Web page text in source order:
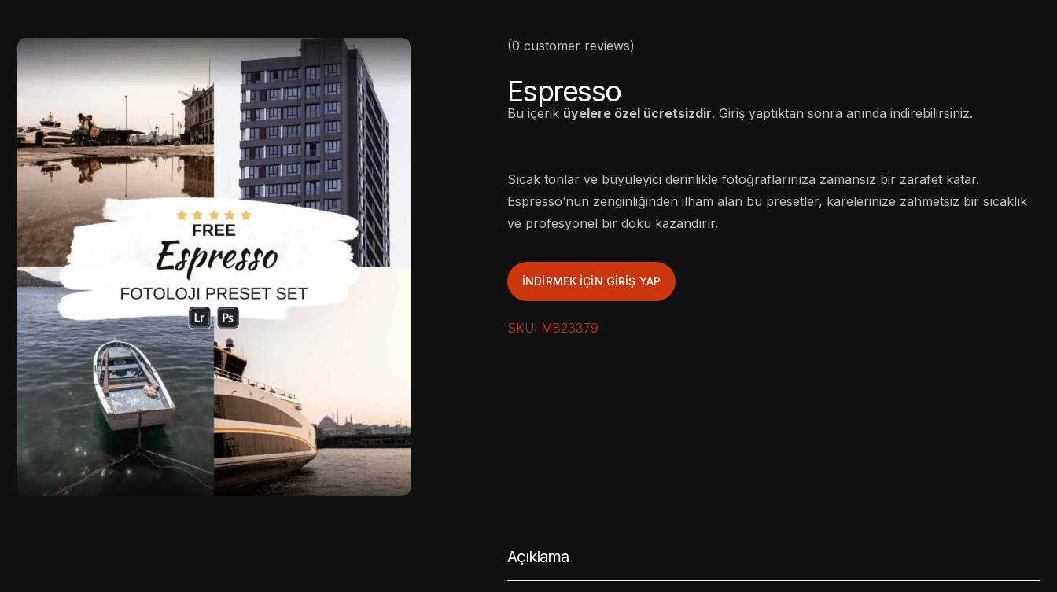
(0 customer reviews)
Espresso
Bu içerik üyelere özel ücretsizdir. Giriş yaptıktan sonra anında indirebilirsiniz.
Sıcak tonlar ve büyüleyici derinlikle fotoğraflarınıza zamansız bir zarafet katar.
Espresso’nun zenginliğinden ilham alan bu presetler, karelerinize zahmetsiz bir sıcaklık
ve profesyonel bir doku kazandırır.
İNDIRMEK IÇIN GIRIŞ YAP
SKU: MB23379
Açıklama